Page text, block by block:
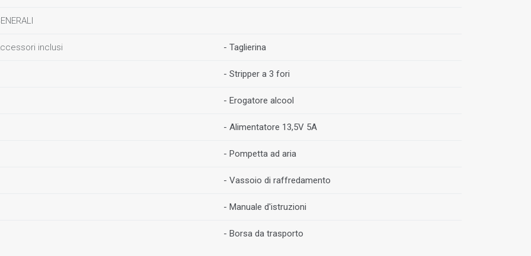
inclusi - Taglierina
- Stripper a 3 fori
- Erogatore alcool
- Alimentatore 13,5V 5A
- Pompetta ad aria
- Vassoio di raffredamento
- Manuale d'istruzioni
- Borsa da trasporto